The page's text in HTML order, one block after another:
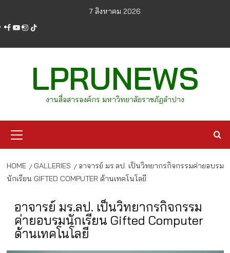
content
7 สิงหาคม 2026
facebook
youtube
instagram
tiktok
LPRUNEWS
งานสื่อสารองค์กร มหาวิทยาลัยราชภัฏลำปาง
Menu
HOME GALLERIES
อาจารย์ มร.ลป. เป็นวิทยากรกิจกรรมค่ายอบรม
นักเรียน GIFTED COMPUTER ด้านเทคโนโลยี
อาจารย์ มร.ลป. เป็นวิทยากรกิจกรรม
ค่ายอบรมนักเรียน Gifted Computer
ด้านเทคโนโลยี